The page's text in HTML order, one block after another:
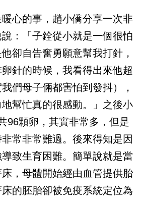
心的事，趙小僑分享一次非
：「子銓從小就是一個很怕
卻自告奮勇願意幫我打針，
針的時候，我看得出來他超
們母子倆都害怕到發抖），
幫忙真的很感動。」之後小
96顆卵，其實非常多，但是
常非常難過。後來得知是因
致生育困難。簡單說就是當
，母體開始經由血管提供胎
的胚胎卻被免疫系統定位為